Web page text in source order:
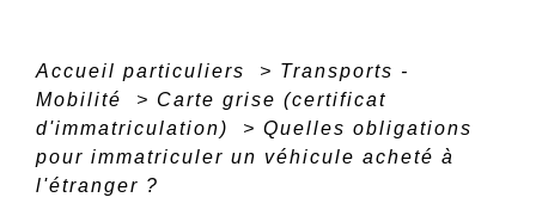
Accueil particuliers > Transports -
Mobilité
> Carte grise (certificat
d'immatriculation)
> Quelles obligations
pour immatriculer un véhicule acheté à
l'étranger ?